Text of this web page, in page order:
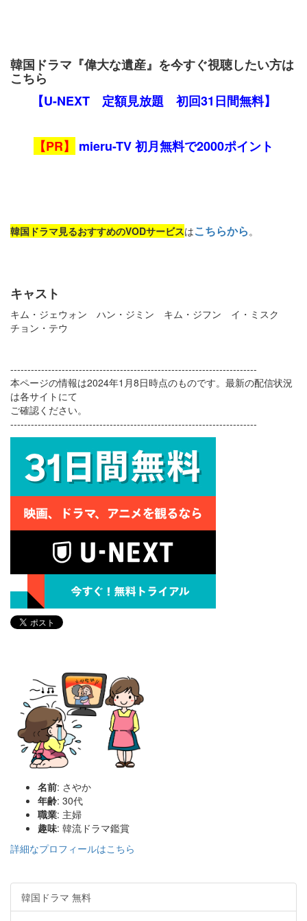
韓国ドラマ『偉大な遺産』を今すぐ視聴したい方は
こちら
【U-NEXT 定額見放題 初回31日間無料】
【PR】 mieru-TV 初月無料で2000ポイント
韓国ドラマ見るおすすめのVODサービスはこちらから。
キャスト
キム・ジェウォン ハン・ジミン キム・ジフン イ・ミスク
チョン・テウ
------------------------------------------------------------------------
本ページの情報は2024年1月8日時点のものです。最新の配信状況
は各サイトにて
ご確認ください。
------------------------------------------------------------------------
名前: さやか
年齢: 30代
職業: 主婦
趣味: 韓流ドラマ鑑賞
詳細なプロフィールはこちら
韓国ドラマ 無料